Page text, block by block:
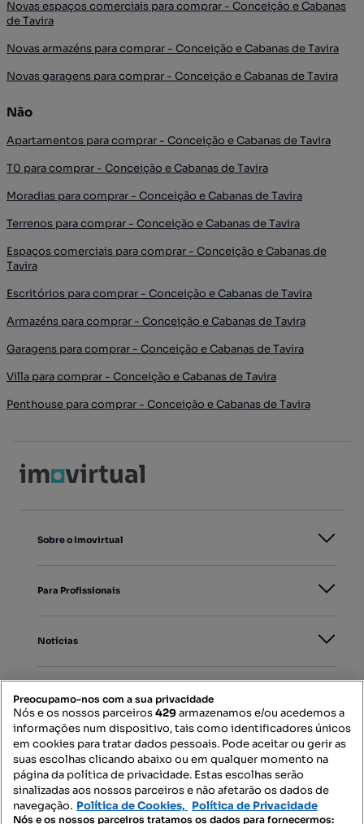
Novas espaços comerciais para comprar - Conceição e Cabanas
de Tavira
Novas armazéns para comprar - Conceição e Cabanas de Tavira
Novas garagens para comprar - Conceição e Cabanas de Tavira
Não
Apartamentos para comprar - Conceição e Cabanas de Tavira
T0 para comprar - Conceição e Cabanas de Tavira
Moradias para comprar - Conceição e Cabanas de Tavira
Terrenos para comprar - Conceição e Cabanas de Tavira
Espaços comerciais para comprar - Conceição e Cabanas de
Tavira
Escritórios para comprar - Conceição e Cabanas de Tavira
Armazéns para comprar - Conceição e Cabanas de Tavira
Garagens para comprar - Conceição e Cabanas de Tavira
Villa para comprar - Conceição e Cabanas de Tavira
Penthouse para comprar - Conceição e Cabanas de Tavira
Sobre o Imovirtual
Para Profissionais
Notícias
Mapa do Site
Contacte-nos
Preocupamo-nos com a sua privacidade
Nós e os nossos parceiros429armazenamos e/ou acedemos a
informações num dispositivo, tais como identificadores únicos
em cookies para tratar dados pessoais. Pode aceitar ou gerir as
suas escolhas clicando abaixo ou em qualquer momento na
página da política de privacidade. Estas escolhas serão
sinalizadas aos nossos parceiros e não afetarão os dados de
navegação. Política de Cookies, Política de Privacidade
Nós e os nossos parceiros tratamos os dados para fornecermos: